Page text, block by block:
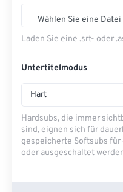
Wählen Sie eine Datei
Laden Sie eine .srt- oder
Untertitelmodus
Hart
Hardsubs, die immer
sind, eignen sich für
gespeicherte Softsubs
oder ausgeschaltet